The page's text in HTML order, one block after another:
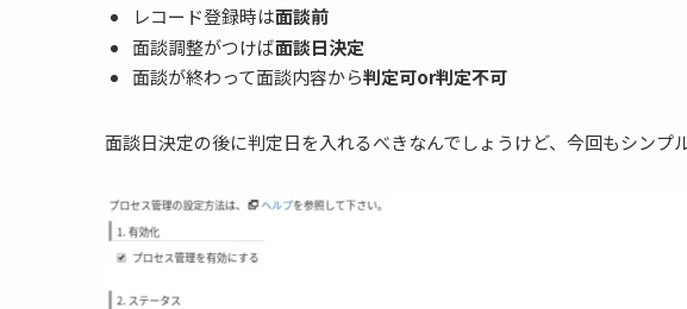
レコード登録時は面談前
面談調整がつけば面談日決定
面談が終わって面談内容から判定可or判定不可
面談日決定の後に判定日を入れるべきなんでしょうけど、今回もシンプ